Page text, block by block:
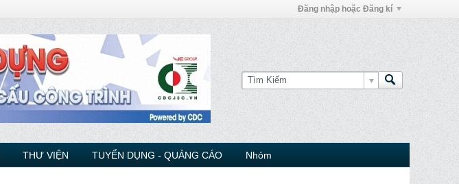
Đăng nhập hoặc Đăng kí
THƯ VIỆN TUYỂN DỤNG - QUẢNG CÁO Nhóm